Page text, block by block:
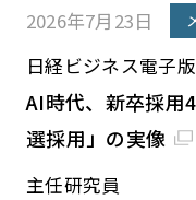
2026年7月23日
日経ビジネス電子版
AI時代、新卒採
選採用」の実像
主任研究員